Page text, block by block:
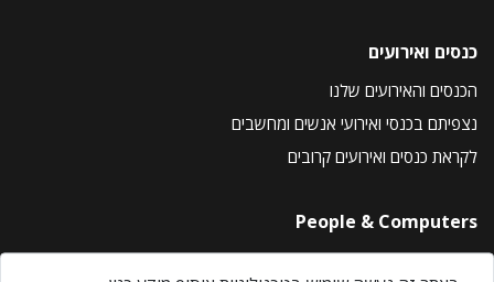
כנסים ואירועים
הכנסים והאירועים שלנו
נצפיתם בכנסי ואירועי אנשים ומחשבים
לקראת כנסים ואירועים קרובים
People & Computers
About Us